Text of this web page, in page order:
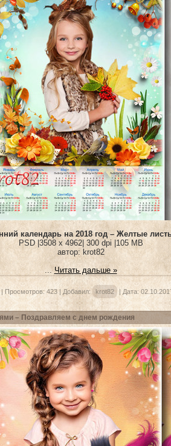
календарь на 2018 год – Желтые
PSD |3508 x 4962| 300 dpi |105 MB
автор: krot82
...Читать дальше »
| Просмотров: 423 | Добавил: krot82 | Дата:
– Поздравляем с днем рождения